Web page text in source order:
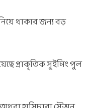
থাকার জন্য বড়
প্রাকৃতিক সুইমিং পুল